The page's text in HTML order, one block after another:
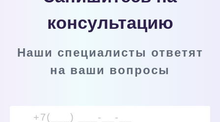
консультацию
Наши специалисты ответят
на ваши вопросы